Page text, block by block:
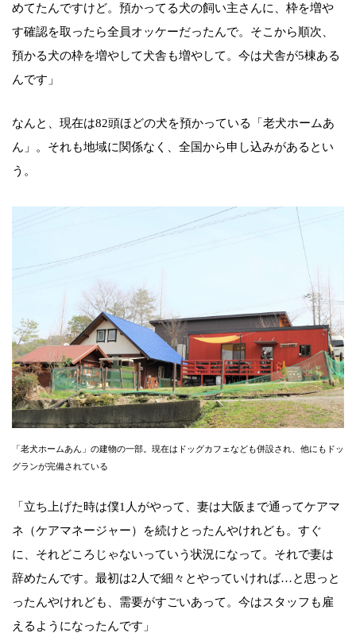
めてたんですけど。預かってる犬の飼い主さんに、枠を増や
す確認を取ったら全員オッケーだったんで。そこから順次、
預かる犬の枠を増やして犬舎も増やして。今は犬舎が5棟ある
んです」
なんと、現在は82頭ほどの犬を預かっている「老犬ホームあ
ん」。それも地域に関係なく、全国から申し込みがあるとい
う。
「老犬ホームあん」の建物の一部。現在はドッグカフェなども併設され、他にもドッ
グランが完備されている
「立ち上げた時は僕1人がやって、妻は大阪まで通ってケアマ
ネ（ケアマネージャー）を続けとったんやけれども。すぐ
に、それどころじゃないっていう状況になって。それで妻は
辞めたんです。最初は2人で細々とやっていければ…と思っと
ったんやけれども、需要がすごいあって。今はスタッフも雇
えるようになったんです」